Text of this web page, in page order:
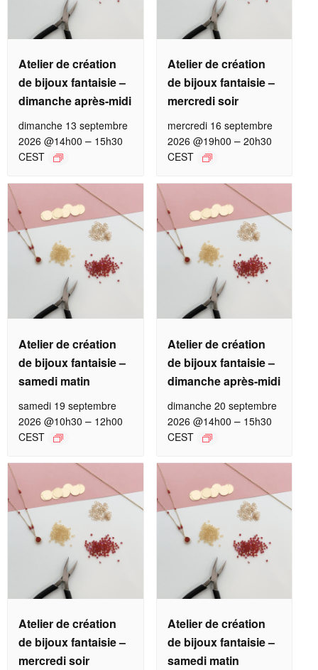
Atelier de création
de bijoux fantaisie –
dimanche après-midi
dimanche 13 septembre
2026 @14h00 – 15h30
CEST
Atelier de création
de bijoux fantaisie –
mercredi soir
mercredi 16 septembre
2026 @19h00 – 20h30
CEST
Atelier de création
de bijoux fantaisie –
samedi matin
samedi 19 septembre
2026 @10h30 – 12h00
CEST
Atelier de création
de bijoux fantaisie –
dimanche après-midi
dimanche 20 septembre
2026 @14h00 – 15h30
CEST
Atelier de création
de bijoux fantaisie –
mercredi soir
Atelier de création
de bijoux fantaisie –
samedi matin